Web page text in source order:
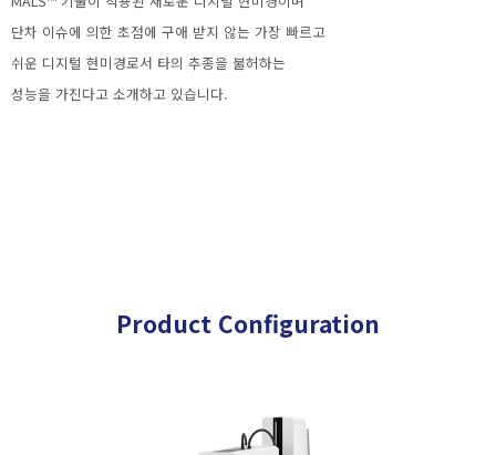
단차 이슈에 의한 초점에 구애 받지 않는 가장 빠르고
쉬운 디지털 현미경로서 타의 추종을 불허하는
성능을 가진다고 소개하고 있습니다.
Product Configuration